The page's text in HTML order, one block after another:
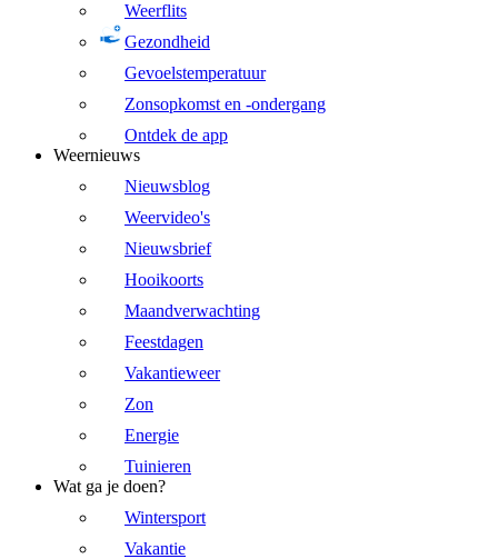
Weerflits
Gezondheid
Gevoelstemperatuur
Zonsopkomst en -ondergang
Ontdek de app
Weernieuws
Nieuwsblog
Weervideo's
Nieuwsbrief
Hooikoorts
Maandverwachting
Feestdagen
Vakantieweer
Zon
Energie
Tuinieren
Wat ga je doen?
Wintersport
Vakantie